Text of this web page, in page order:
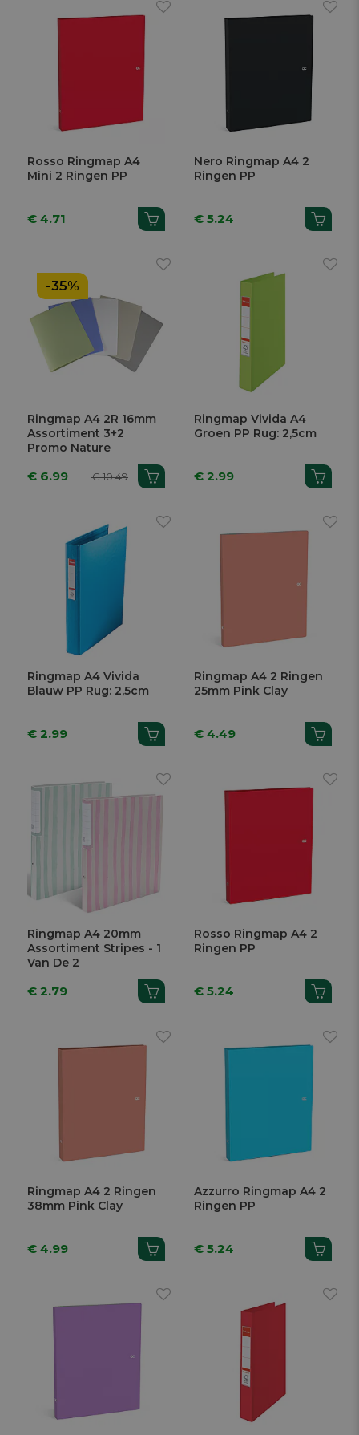
Rosso Ringmap A4
Mini 2 Ringen PP
€ 4.71
Nero Ringmap A4 2
Ringen PP
€ 5.24
-35%
Ringmap A4 2R 16mm
Assortiment 3+2
Promo Nature
€ 6.99 € 10.49
Ringmap Vivida A4
Groen PP Rug: 2,5cm
€ 2.99
Ringmap A4 Vivida
Blauw PP Rug: 2,5cm
€ 2.99
Ringmap A4 2 Ringen
25mm Pink Clay
€ 4.49
Ringmap A4 20mm
Assortiment Stripes - 1
Van De 2
€ 2.79
Rosso Ringmap A4 2
Ringen PP
€ 5.24
Ringmap A4 2 Ringen
38mm Pink Clay
€ 4.99
Azzurro Ringmap A4 2
Ringen PP
€ 5.24